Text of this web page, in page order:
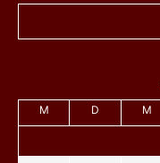
M D M